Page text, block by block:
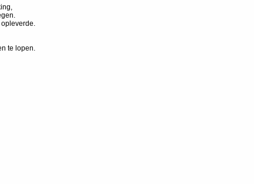
te lopen.